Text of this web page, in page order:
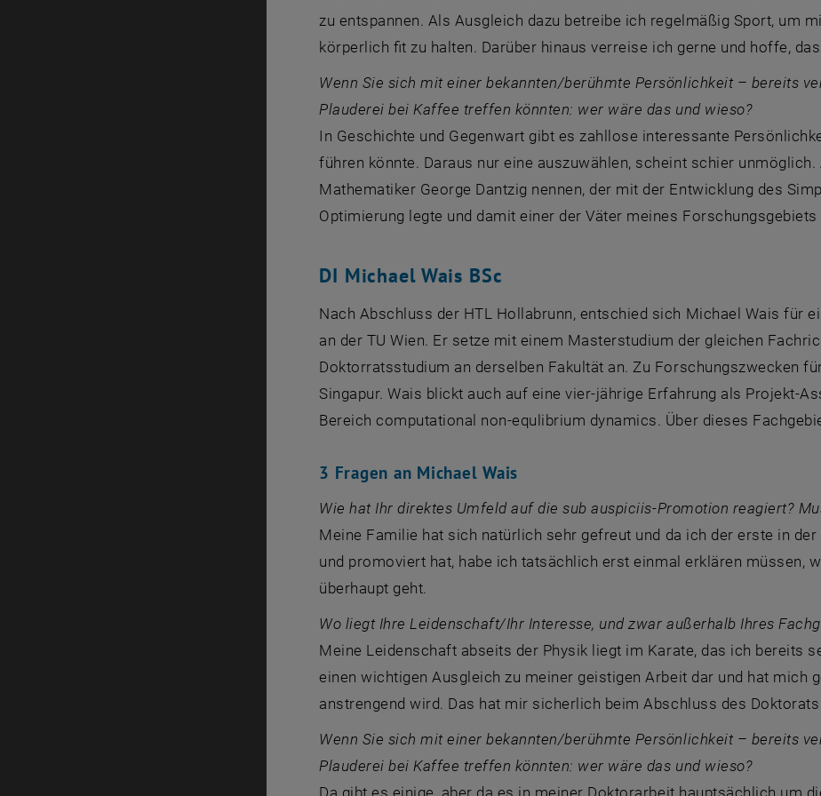
zu entspannen. Als Ausgleich dazu betreibe ich regelmäßig Sport, um
körperlich fit zu halten. Darüber hinaus verreise ich gerne und hoffe,
Wenn Sie sich mit einer bekannten/berühmte Persönlichkeit – bereits
Plauderei bei Kaffee treffen könnten: wer wäre das und wieso?
In Geschichte und Gegenwart gibt es zahllose interessante
führen könnte. Daraus nur eine auszuwählen, scheint schier
Mathematiker George Dantzig nennen, der mit der Entwicklung des
Optimierung legte und damit einer der Väter meines Forschungsgebiets
DI Michael Wais BSc
Nach Abschluss der HTL Hollabrunn, entschied sich Michael Wais für
an der TU Wien. Er setze mit einem Masterstudium der gleichen
Doktorratsstudium an derselben Fakultät an. Zu Forschungszwecken
Singapur. Wais blickt auch auf eine vier-jährige Erfahrung als Projekt-
Bereichcomputational non-equlibrium dynamics. Über dieses
3 Fragen an Michael Wais
Wie hat Ihr direktes Umfeld auf die sub auspiciis-Promotion reagiert?
Meine Familie hat sich natürlich sehr gefreut und da ich der erste in
und promoviert hat, habe ich tatsächlich erst einmal erklären müssen,
überhaupt geht.
Wo liegt Ihre Leidenschaft/Ihr Interesse, und zwar außerhalb Ihres
Meine Leidenschaft abseits der Physik liegt im Karate, das ich bereits
einen wichtigen Ausgleich zu meiner geistigen Arbeit dar und hat mich
anstrengend wird. Das hat mir sicherlich beim Abschluss des
Wenn Sie sich mit einer bekannten/berühmte Persönlichkeit – bereits
Plauderei bei Kaffee treffen könnten: wer wäre das und wieso?
Da gibt es einige, aber da es in meiner Doktorarbeit hauptsächlich um